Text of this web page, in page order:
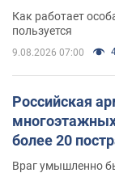
поселился
Как работает
пользуется
9.08.2026 07:00
Российская
более 20
Враг умышленно